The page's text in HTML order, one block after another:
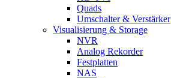
Quads
Umschalter & Verstärker
Visualisierung & Storage
NVR
Analog Rekorder
Festplatten
NAS